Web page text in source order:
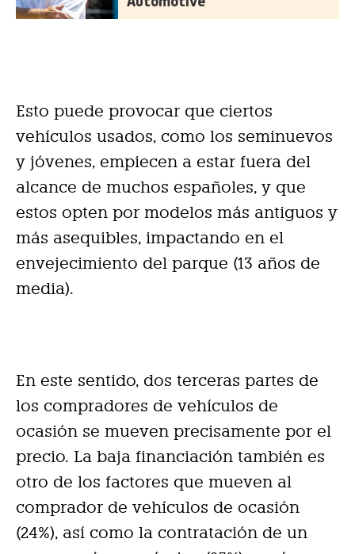
Esto puede provocar que ciertos
vehículos usados, como los seminuevos
y jóvenes, empiecen a estar fuera del
alcance de muchos españoles, y que
estos opten por modelos más antiguos y
más asequibles, impactando en el
envejecimiento del parque (13 años de
media).
En este sentido, dos terceras partes de
los compradores de vehículos de
ocasión se mueven precisamente por el
precio. La baja financiación también es
otro de los factores que mueven al
comprador de vehículos de ocasión
(24%), así como la contratación de un